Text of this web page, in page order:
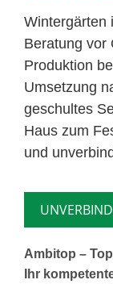
Wintergärten
Beratung vor
Produktion
Umsetzung
geschultes
Haus zum
und
Ambitop –
Ihr